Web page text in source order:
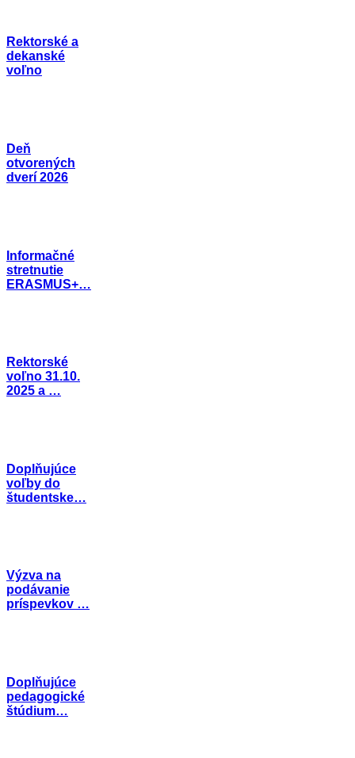
Rektorské a
dekanské
voľno
Deň
otvorených
dverí 2026
Informačné
stretnutie
ERASMUS+…
Rektorské
voľno 31.10.
2025 a …
Doplňujúce
voľby do
študentske…
Výzva na
podávanie
príspevkov …
Doplňujúce
pedagogické
štúdium…